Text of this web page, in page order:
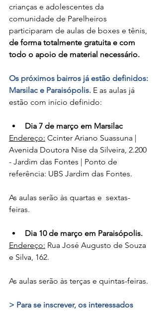
crianças e adolescentes da
comunidade de Parelheiros
participaram de aulas de boxes e tênis,
de forma totalmente gratuita e com
todo o apoio de material necessário.
Os próximos bairros já estão definidos:
Marsilac e Paraisópolis. E as aulas já
estão com início definido:
Dia 7 de março em Marsilac
Endereço: Ccinter Ariano Suassuna |
Avenida Doutora Nise da Silveira, 2.200
- Jardim das Fontes | Ponto de
referência: UBS Jardim das Fontes.
As aulas serão às quartas e  sextas-
feiras.
Dia 10 de março em Paraisópolis.
Endereço: Rua José Augusto de Souza
e Silva, 162.
As aulas serão às terças e quintas-feiras.
> Para se inscrever, os interessados